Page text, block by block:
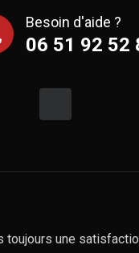
Besoin d'aide ?
06 51 92 52
toujours une